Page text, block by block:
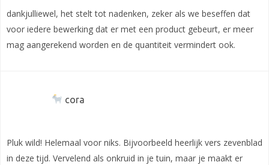
dankjulliewel, het stelt tot nadenken, zeker als we beseffen dat
voor iedere bewerking dat er met een product gebeurt, er meer
mag aangerekend worden en de quantiteit vermindert ook.
cora
Pluk wild! Helemaal voor niks. Bijvoorbeeld heerlijk vers zevenblad
in deze tijd. Vervelend als onkruid in je tuin, maar je maakt er